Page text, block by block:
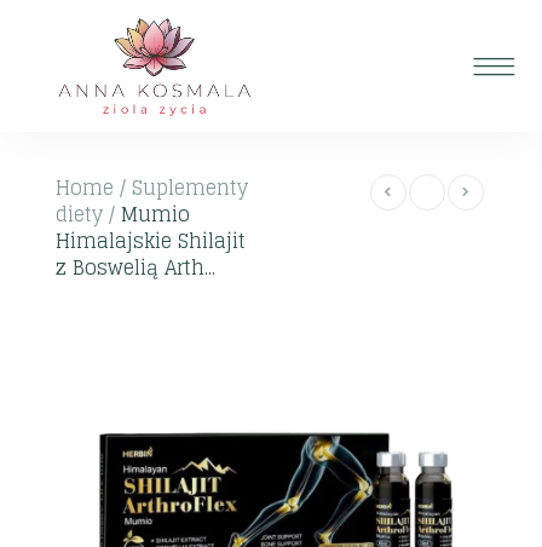
Home / Suplementy
diety/ Mumio
Himalajskie Shilajit
z Boswelią Arth...